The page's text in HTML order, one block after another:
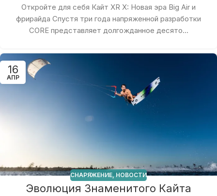
Откройте для себя Кайт XR X: Новая эра Big Air и
фрирайда Спустя три года напряженной разработки
CORE представляет долгожданное десято...
16
АПР
СНАРЯЖЕНИЕ, НОВОСТИ
Эволюция Знаменитого Кайта